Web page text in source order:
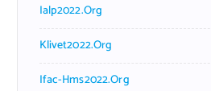
Ialp2022.org
Klivet2022.org
Ifac-Hms2022.org